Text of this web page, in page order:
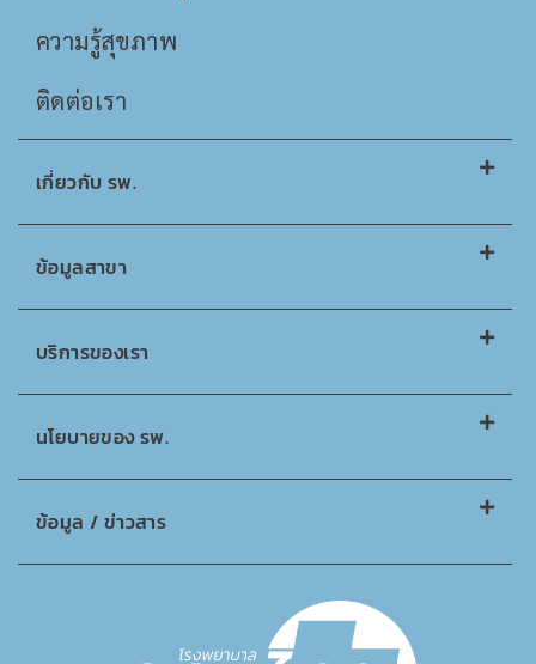
ความรู้สุขภาพ
ติดต่อเรา
เกี่ยวกับ รพ.
ข้อมูลสาขา
บริการของเรา
นโยบายของ รพ.
ข้อมูล / ข่าวสาร